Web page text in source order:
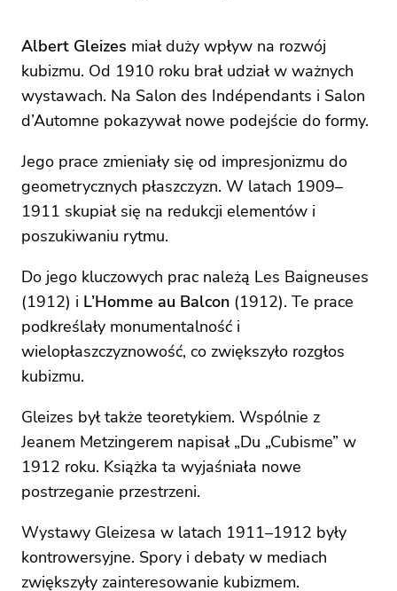
Albert Gleizes miał duży wpływ na rozwój
kubizmu. Od 1910 roku brał udział w ważnych
wystawach. Na Salon des Indépendants i Salon
d’Automne pokazywał nowe podejście do formy.
Jego prace zmieniały się od impresjonizmu do
geometrycznych płaszczyzn. W latach 1909–
1911 skupiał się na redukcji elementów i
poszukiwaniu rytmu.
Do jego kluczowych prac należą Les Baigneuses
(1912) i L’Homme au Balcon (1912). Te prace
podkreślały monumentalność i
wielopłaszczyznowość, co zwiększyło rozgłos
kubizmu.
Gleizes był także teoretykiem. Wspólnie z
Jeanem Metzingerem napisał „Du „Cubisme” w
1912 roku. Książka ta wyjaśniała nowe
postrzeganie przestrzeni.
Wystawy Gleizesa w latach 1911–1912 były
kontrowersyjne. Spory i debaty w mediach
zwiększyły zainteresowanie kubizmem.